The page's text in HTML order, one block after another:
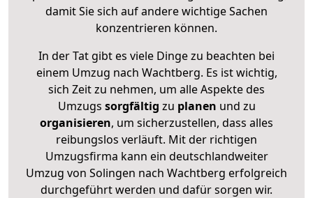
damit Sie sich auf andere wichtige Sachen
konzentrieren können.
In der Tat gibt es viele Dinge zu beachten bei
einem Umzug nach Wachtberg. Es ist wichtig,
sich Zeit zu nehmen, um alle Aspekte des
Umzugs sorgfältig zu planen und zu
organisieren, um sicherzustellen, dass alles
reibungslos verläuft. Mit der richtigen
Umzugsfirma kann ein deutschlandweiter
Umzug von Solingen nach Wachtberg erfolgreich
durchgeführt werden und dafür sorgen wir.